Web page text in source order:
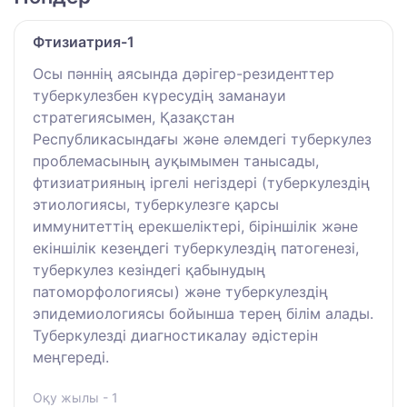
Фтизиатрия-1
Осы пәннің аясында дәрігер-резиденттер
туберкулезбен күресудің заманауи
стратегиясымен, Қазақстан
Республикасындағы және әлемдегі туберкулез
проблемасының ауқымымен танысады,
фтизиатрияның іргелі негіздері (туберкулездің
этиологиясы, туберкулезге қарсы
иммунитеттің ерекшеліктері, біріншілік және
екіншілік кезеңдегі туберкулездің патогенезі,
туберкулез кезіндегі қабынудың
патоморфологиясы) және туберкулездің
эпидемиологиясы бойынша терең білім алады.
Туберкулезді диагностикалау әдістерін
меңгереді.
Оқу жылы - 1